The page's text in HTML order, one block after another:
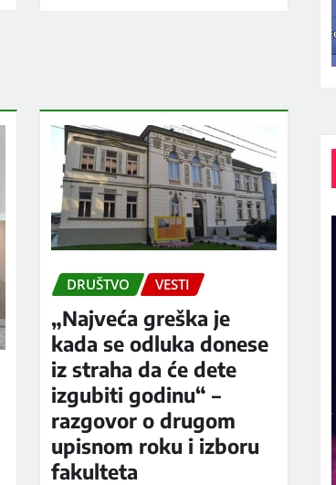
DRUŠTVO VESTI
„Najveća greška je
kada se odluka donese
iz straha da će dete
izgubiti godinu“ –
razgovor o drugom
upisnom roku i izboru
fakulteta